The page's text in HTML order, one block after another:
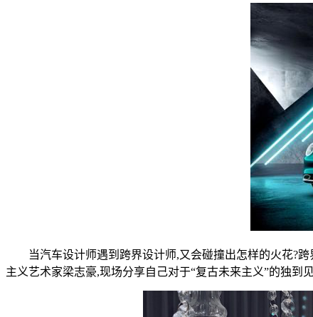
当汽车设计师遇到跨界设计师,又会碰撞出怎样的火花?跨
主义艺术家梁志豪,现场分享自己对于“复古未来主义”的独到